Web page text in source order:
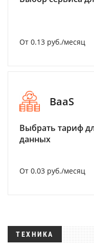
От 0.13 руб./месяц
BaaS
Выбрать тариф
данных
От 0.03 руб./месяц
ТЕХНИКА